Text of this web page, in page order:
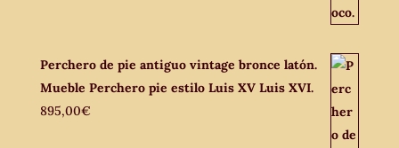
Perchero de pie antiguo vintage bronce latón.
Mueble Perchero pie estilo Luis XV Luis XVI.
895,00€